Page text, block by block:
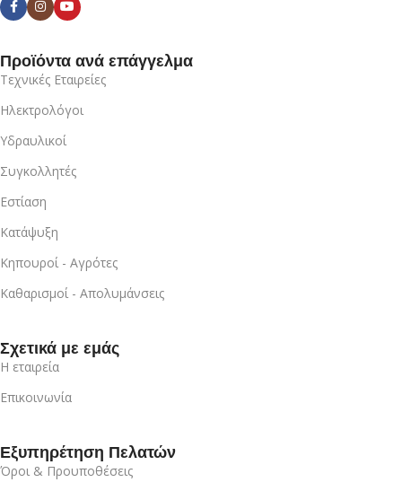
Προϊόντα ανά επάγγελμα
Τεχνικές Εταιρείες
Ηλεκτρολόγοι
Υδραυλικοί
Συγκολλητές
Εστίαση
Κατάψυξη
Κηπουροί - Αγρότες
Καθαρισμοί - Απολυμάνσεις
Σχετικά με εμάς
Η εταιρεία
Επικοινωνία
Εξυπηρέτηση Πελατών
Όροι & Προυποθέσεις